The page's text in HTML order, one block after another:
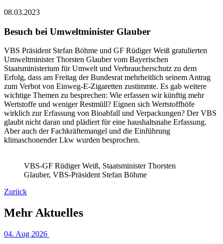
08.03.2023
Besuch bei Umweltminister Glauber
VBS Präsident Stefan Böhme und GF Rüdiger Weiß gratulierten
Umweltminister Thorsten Glauber vom Bayerischen
Staatsministerium für Umwelt und Verbraucherschutz zu dem
Erfolg, dass am Freitag der Bundesrat mehrheitlich seinem Antrag
zum Verbot von Einweg-E-Zigaretten zustimmte. Es gab weitere
wichtige Themen zu besprechen: Wie erfassen wir künftig mehr
Wertstoffe und weniger Restmüll? Eignen sich Wertstoffhöfe
wirklich zur Erfassung von Bioabfall und Verpackungen? Der VBS
glaubt nicht daran und plädiert für eine haushaltsnahe Erfassung.
Aber auch der Fachkräftemangel und die Einführung
klimaschonender Lkw wurden besprochen.
VBS-GF Rüdiger Weiß, Staatsminister Thorsten
Glauber, VBS-Präsident Stefan Böhme
Zurück
Mehr Aktuelles
04. Aug 2026